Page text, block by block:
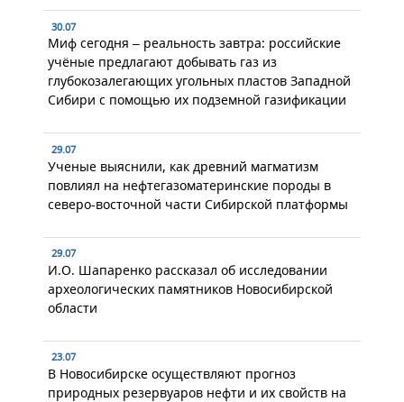
30.07
Миф сегодня – реальность завтра: российские
учёные предлагают добывать газ из
глубокозалегающих угольных пластов Западной
Сибири с помощью их подземной газификации
29.07
Ученые выяснили, как древний магматизм
повлиял на нефтегазоматеринские породы в
северо-восточной части Сибирской платформы
29.07
И.О. Шапаренко рассказал об исследовании
археологических памятников Новосибирской
области
23.07
В Новосибирске осуществляют прогноз
природных резервуаров нефти и их свойств на